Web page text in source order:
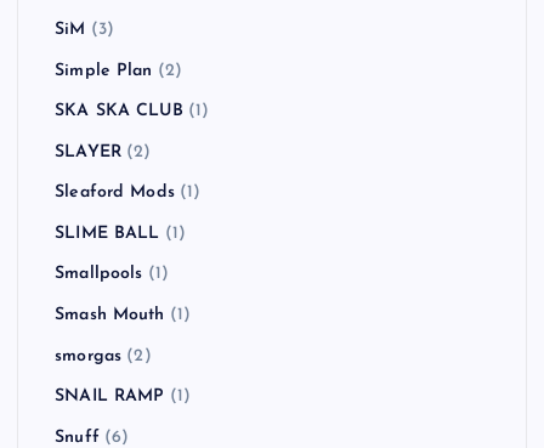
SiM (3)
Simple Plan (2)
SKA SKA CLUB (1)
SLAYER(2)
Sleaford Mods(1)
SLIME BALL (1)
Smallpools (1)
Smash Mouth (1)
smorgas (2)
SNAIL RAMP (1)
Snuff (6)